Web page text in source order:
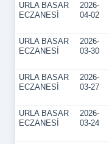
URLA BASAR
ECZANESİ
2026-
04-02
URLA BASAR
ECZANESİ
2026-
03-30
URLA BASAR
ECZANESİ
2026-
03-27
URLA BASAR
ECZANESİ
2026-
03-24